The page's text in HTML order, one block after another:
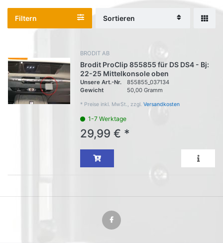
Filtern Sortieren
BRODIT AB
Brodit ProClip 855855 für DS DS4 - Bj:
22-25 Mittelkonsole oben
Unsere Art.-Nr.
855855_037134
Gewicht
50,00 Gramm
* Preise inkl. MwSt., zzgl. Versandkosten
1-7 Werktage
29,99 € *